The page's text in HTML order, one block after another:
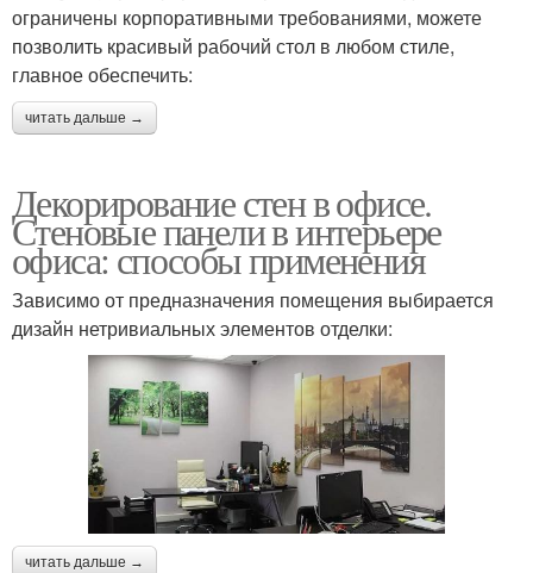
ограничены корпоративными требованиями, можете
позволить красивый рабочий стол в любом стиле,
главное обеспечить:
читать дальше →
Декорирование стен в офисе.
Стеновые панели в интерьере
офиса: способы применения
Зависимо от предназначения помещения выбирается
дизайн нетривиальных элементов отделки:
читать дальше →